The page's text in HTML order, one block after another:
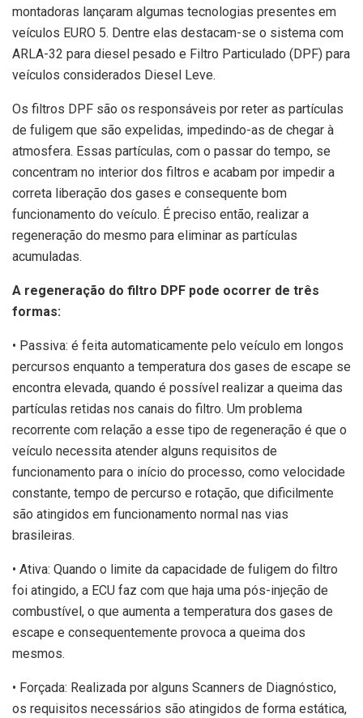
montadoras lançaram algumas tecnologias presentes em
veículos EURO 5. Dentre elas destacam-se o sistema com
ARLA-32 para diesel pesado e Filtro Particulado (DPF) para
veículos considerados Diesel Leve.
Os filtros DPF são os responsáveis por reter as partículas
de fuligem que são expelidas, impedindo-as de chegar à
atmosfera. Essas partículas, com o passar do tempo, se
concentram no interior dos filtros e acabam por impedir a
correta liberação dos gases e consequente bom
funcionamento do veículo. É preciso então, realizar a
regeneração do mesmo para eliminar as partículas
acumuladas.
A regeneração do filtro DPF pode ocorrer de três
formas:
• Passiva: é feita automaticamente pelo veículo em longos
percursos enquanto a temperatura dos gases de escape se
encontra elevada, quando é possível realizar a queima das
partículas retidas nos canais do filtro. Um problema
recorrente com relação a esse tipo de regeneração é que o
veículo necessita atender alguns requisitos de
funcionamento para o início do processo, como velocidade
constante, tempo de percurso e rotação, que dificilmente
são atingidos em funcionamento normal nas vias
brasileiras.
• Ativa: Quando o limite da capacidade de fuligem do filtro
foi atingido, a ECU faz com que haja uma pós-injeção de
combustível, o que aumenta a temperatura dos gases de
escape e consequentemente provoca a queima dos
mesmos.
• Forçada: Realizada por alguns Scanners de Diagnóstico,
os requisitos necessários são atingidos de forma estática,